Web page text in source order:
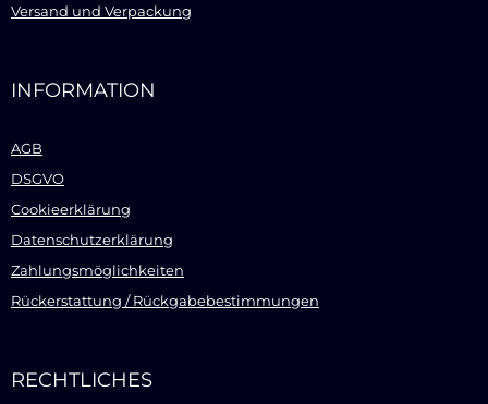
Versand und Verpackung
INFORMATION
AGB
DSGVO
Cookieerklärung
Datenschutzerklärung
Zahlungsmöglichkeiten
Rückerstattung / Rückgabebestimmungen
RECHTLICHES